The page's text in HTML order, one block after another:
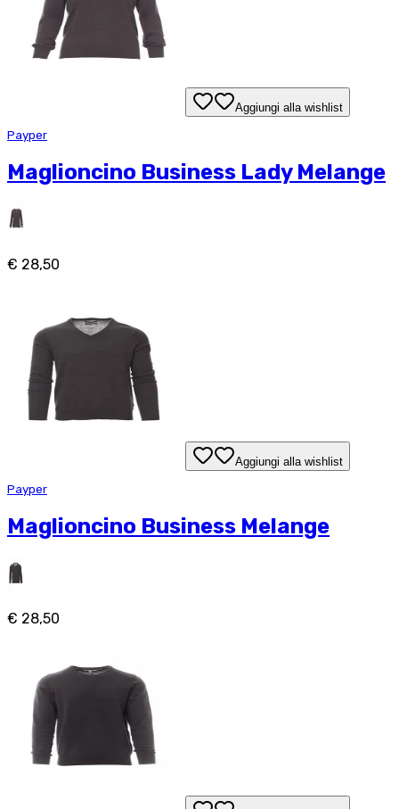
Aggiungi alla wishlist
Payper
Maglioncino Business Lady Melange
€ 28,50
Aggiungi alla wishlist
Payper
Maglioncino Business Melange
€ 28,50